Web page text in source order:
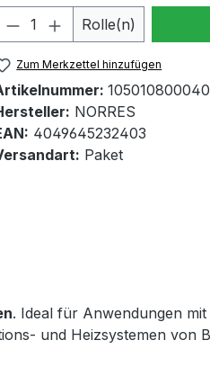
Produkt Anzahl:
Rolle(n)
Zum Merkzettel hinzufügen
105010800040
NORRES
4049645232403
Paket
. Ideal für Anwendungen mit
und Heizsystemen von